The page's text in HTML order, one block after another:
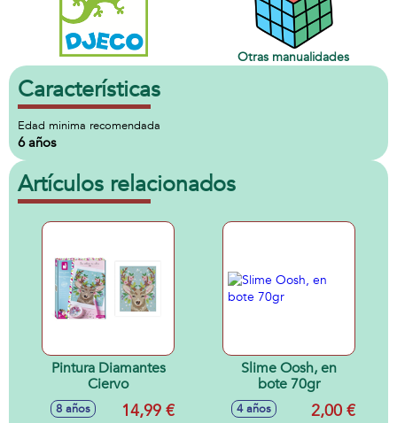
Otras manualidades
Características
Edad minima recomendada
6 años
Artículos relacionados
Pintura Diamantes
Ciervo
8 años 14,99 €
Slime Oosh, en
bote 70gr
4 años 2,00 €